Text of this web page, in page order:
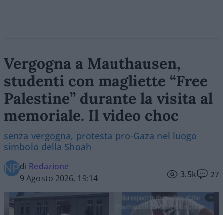
Vergogna a Mauthausen,
studenti con magliette “Free
Palestine” durante la visita al
memoriale. Il video choc
senza vergogna, protesta pro-Gaza nel luogo
simbolo della Shoah
di Redazione
9 Agosto 2026, 19:14
3.5k 27